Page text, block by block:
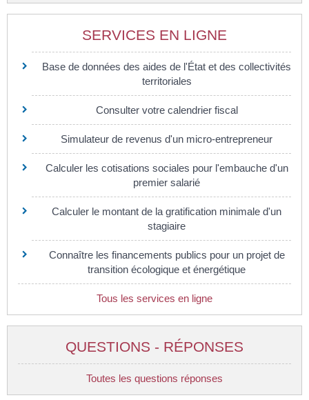
SERVICES EN LIGNE
Base de données des aides de l'État et des collectivités
territoriales
Consulter votre calendrier fiscal
Simulateur de revenus d'un micro-entrepreneur
Calculer les cotisations sociales pour l'embauche d'un
premier salarié
Calculer le montant de la gratification minimale d'un
stagiaire
Connaître les financements publics pour un projet de
transition écologique et énergétique
Tous les services en ligne
QUESTIONS - RÉPONSES
Toutes les questions réponses